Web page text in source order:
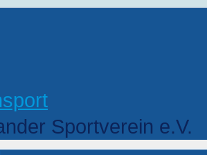
Sportverein e.V.